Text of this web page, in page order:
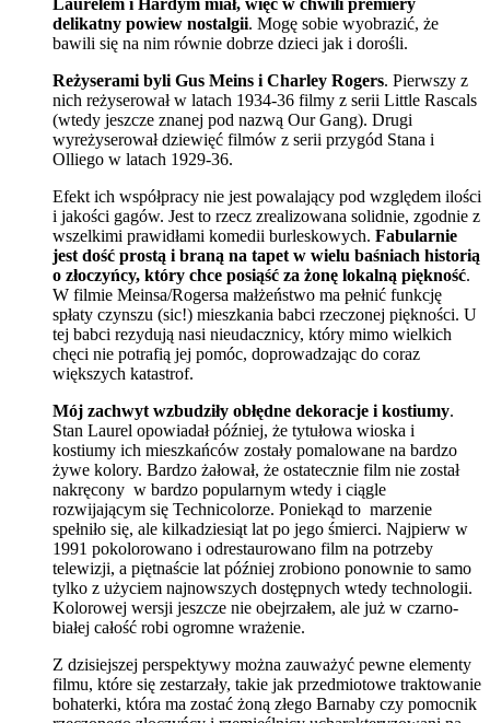
delikatny powiew nostalgii. Mogę sobie wyobrazić, że
bawili się na nim równie dobrze dzieci jak i dorośli.
Reżyserami byli Gus Meins i Charley Rogers. Pierwszy z
nich reżyserował w latach 1934-36 filmy z serii Little Rascals
(wtedy jeszcze znanej pod nazwą Our Gang). Drugi
wyreżyserował dziewięć filmów z serii przygód Stana i
Olliego w latach 1929-36.
Efekt ich współpracy nie jest powalający pod względem ilości
i jakości gagów. Jest to rzecz zrealizowana solidnie, zgodnie z
wszelkimi prawidłami komedii burleskowych. Fabularnie
jest dość prostą i braną na tapet w wielu baśniach historią
o złoczyńcy, który chce posiąść za żonę lokalną piękność.
W filmie Meinsa/Rogersa małżeństwo ma pełnić funkcję
spłaty czynszu (sic!) mieszkania babci rzeczonej piękności. U
tej babci rezydują nasi nieudacznicy, który mimo wielkich
chęci nie potrafią jej pomóc, doprowadzając do coraz
większych katastrof.
Mój zachwyt wzbudziły obłędne dekoracje i kostiumy.
Stan Laurel opowiadał później, że tytułowa wioska i
kostiumy ich mieszkańców zostały pomalowane na bardzo
żywe kolory. Bardzo żałował, że ostatecznie film nie został
nakręcony w bardzo popularnym wtedy i ciągle
rozwijającym się Technicolorze. Poniekąd to marzenie
spełniło się, ale kilkadziesiąt lat po jego śmierci. Najpierw w
1991 pokolorowano i odrestaurowano film na potrzeby
telewizji, a piętnaście lat później zrobiono ponownie to samo
tylko z użyciem najnowszych dostępnych wtedy technologii.
Kolorowej wersji jeszcze nie obejrzałem, ale już w czarno-
białej całość robi ogromne wrażenie.
Z dzisiejszej perspektywy można zauważyć pewne elementy
filmu, które się zestarzały, takie jak przedmiotowe traktowanie
bohaterki, która ma zostać żoną złego Barnaby czy pomocnik